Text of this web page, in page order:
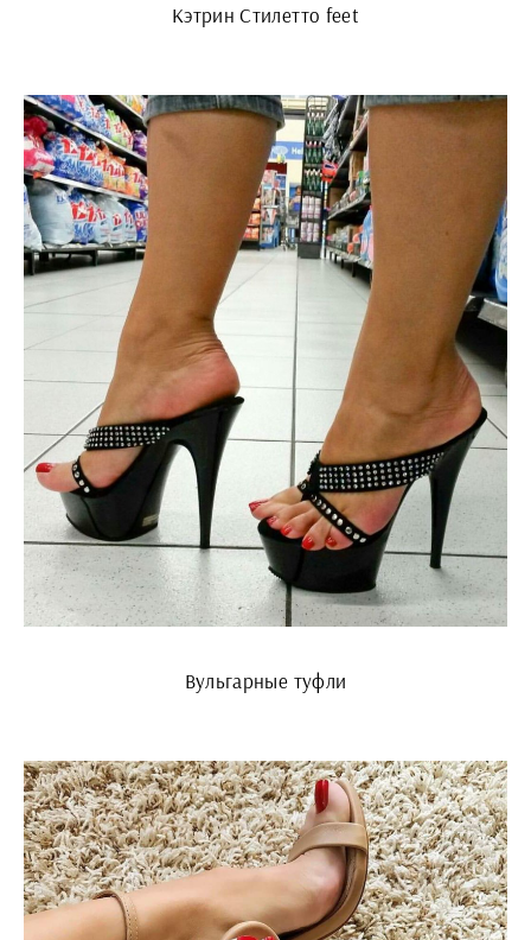
Кэтрин Стилетто feet
Вульгарные туфли